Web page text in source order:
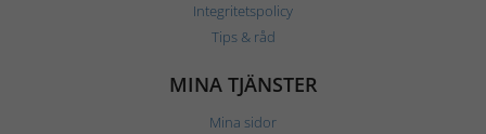
Integritetspolicy
Tips & råd
MINA TJÄNSTER
Mina sidor